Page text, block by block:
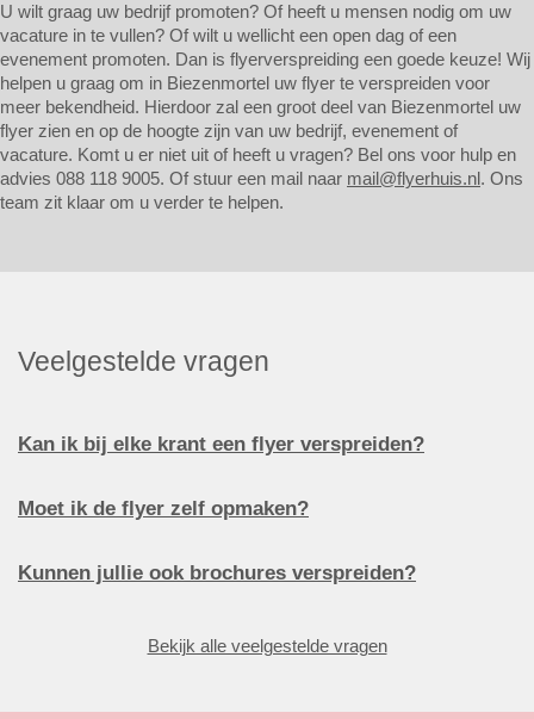
U wilt graag uw bedrijf promoten? Of heeft u mensen nodig om uw
vacature in te vullen? Of wilt u wellicht een open dag of een
evenement promoten. Dan is flyerverspreiding een goede keuze! Wij
helpen u graag om in Biezenmortel uw flyer te verspreiden voor
meer bekendheid. Hierdoor zal een groot deel van Biezenmortel uw
flyer zien en op de hoogte zijn van uw bedrijf, evenement of
vacature. Komt u er niet uit of heeft u vragen? Bel ons voor hulp en
advies 088 118 9005. Of stuur een mail naar mail@flyerhuis.nl. Ons
team zit klaar om u verder te helpen.
Veelgestelde vragen
Kan ik bij elke krant een flyer verspreiden?
Moet ik de flyer zelf opmaken?
Kunnen jullie ook brochures verspreiden?
Bekijk alle veelgestelde vragen